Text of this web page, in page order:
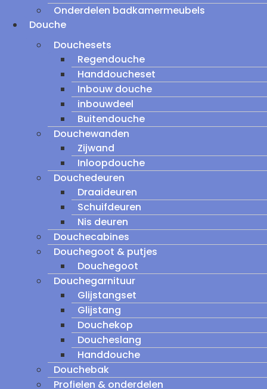
Onderdelen badkamermeubels
Douche
Douchesets
Regendouche
Handdoucheset
Inbouw douche
inbouwdeel
Buitendouche
Douchewanden
Zijwand
Inloopdouche
Douchedeuren
Draaideuren
Schuifdeuren
Nis deuren
Douchecabines
Douchegoot & putjes
Douchegoot
Douchegarnituur
Glijstangset
Glijstang
Douchekop
Doucheslang
Handdouche
Douchebak
Profielen & onderdelen